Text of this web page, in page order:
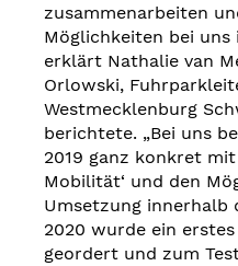
zusammenarbeiten
Möglichkeiten bei uns
erklärt Nathalie van
Orlowski,
Westmecklenburg
berichtete. „Bei uns
2019 ganz konkret mit
Mobilität‘ und den
Umsetzung innerhalb
2020 wurde ein
geordert und zum